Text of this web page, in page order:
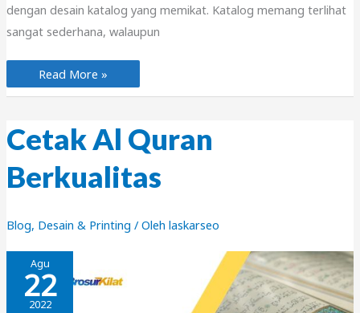
dengan desain katalog yang memikat. Katalog memang terlihat
sangat sederhana, walaupun
Cetak
Katalog
Murah
Melejit
￼
Read More »
Cetak Al Quran
Berkualitas
Blog, Desain & Printing / Oleh laskarseo
Agu
22
2022